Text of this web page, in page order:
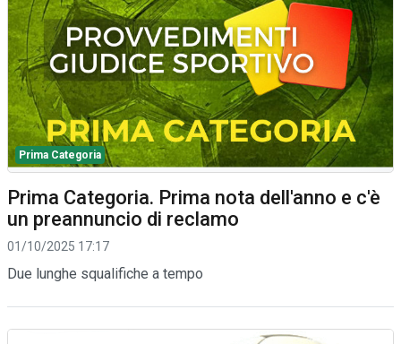
Prima Categoria
Prima Categoria. Prima nota dell'anno e c'è
un preannuncio di reclamo
01/10/2025 17:17
Due lunghe squalifiche a tempo